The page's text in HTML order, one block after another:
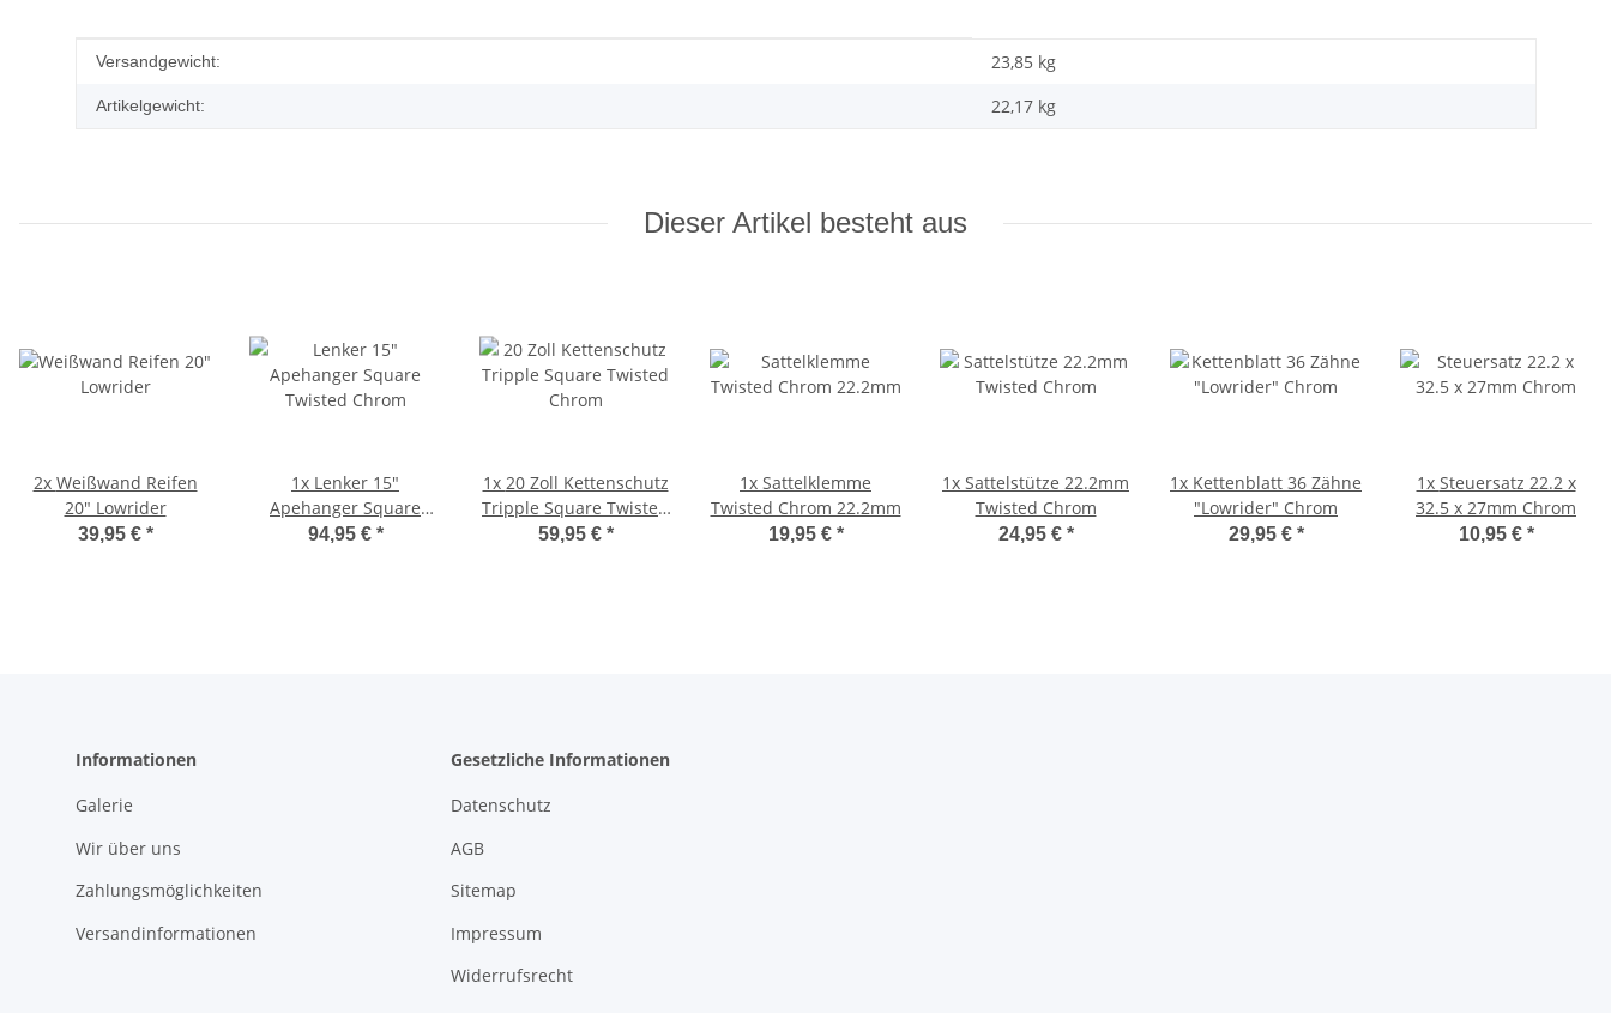
Produkteigenschaft
Wert
Versandgewicht: 23,85 kg
Artikelgewicht: 22,17 kg
Dieser Artikel besteht aus
2x Weißwand Reifen
20" Lowrider
39,95 € *
1x Lenker 15"
Apehanger Square
Twisted Chrom
94,95 € *
1x 20 Zoll Kettenschutz
Tripple Square Twisted
Chrom
59,95 € *
1x Sattelklemme
Twisted Chrom 22.2mm
19,95 € *
1x Sattelstütze 22.2mm
Twisted Chrom
24,95 € *
1x Kettenblatt 36 Zähne
"Lowrider" Chrom
29,95 € *
1x Steuersatz 22.2 x
32.5 x 27mm Chrom
10,95 € *
Informationen
Galerie
Wir über uns
Zahlungsmöglichkeiten
Versandinformationen
Gesetzliche Informationen
Datenschutz
AGB
Sitemap
Impressum
Widerrufsrecht